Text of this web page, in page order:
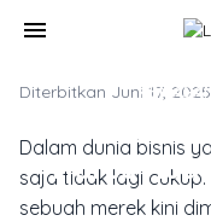
menu
4 Alasan
Harus Ada
Diterbitkan Juni 17, 2025
Dalam dunia bisnis
saja tidak lagi
sebuah merek kini